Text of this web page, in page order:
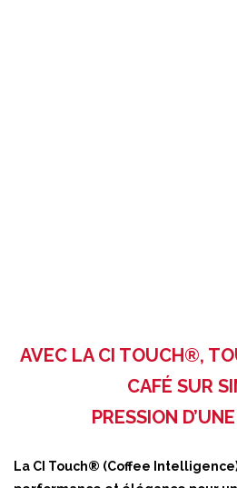
AVEC LA CI TOUCH®,
CAFÉ SUR
PRESSION
La CI Touch® (Coffee